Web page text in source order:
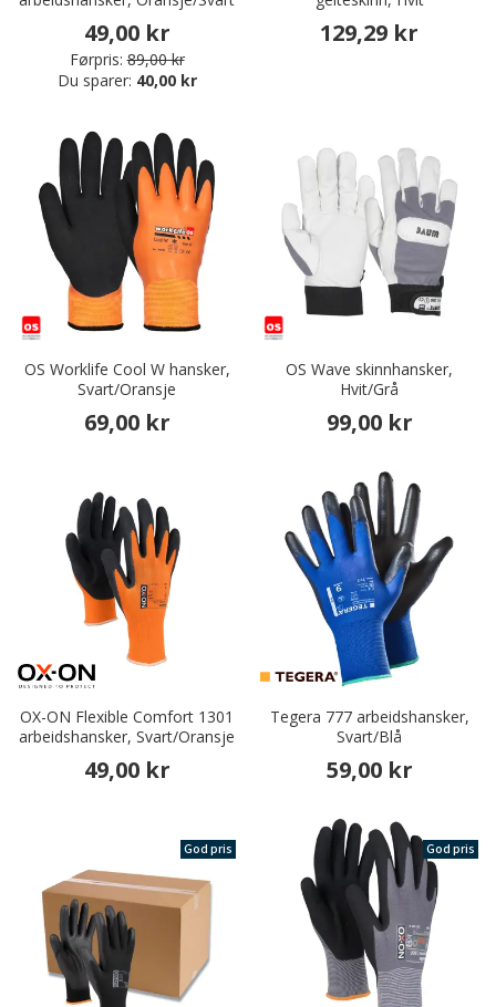
49,00 kr
Førpris: 89,00 kr
Du sparer: 40,00 kr
129,29 kr
OS Worklife Cool W hansker,
Svart/Oransje
69,00 kr
OS Wave skinnhansker,
Hvit/Grå
99,00 kr
OX-ON Flexible Comfort 1301
arbeidshansker, Svart/Oransje
49,00 kr
Tegera 777 arbeidshansker,
Svart/Blå
59,00 kr
God pris God pris